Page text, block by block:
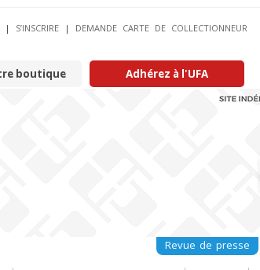
| S’INSCRIRE | DEMANDE CARTE DE COLLECTIONNEUR
boutique Adhérez à l'UFA
Revue de presse